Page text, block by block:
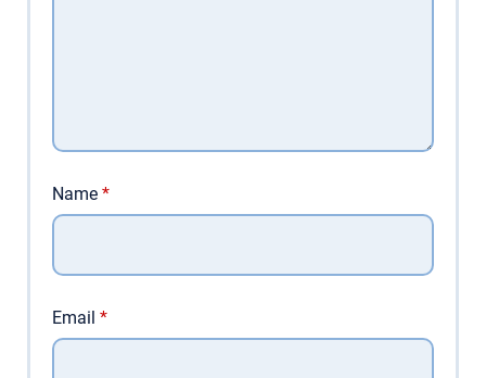
Name *
Email *